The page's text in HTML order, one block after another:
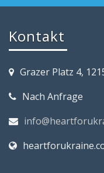
Kontakt
Grazer Platz 4,
Nach Anfrage